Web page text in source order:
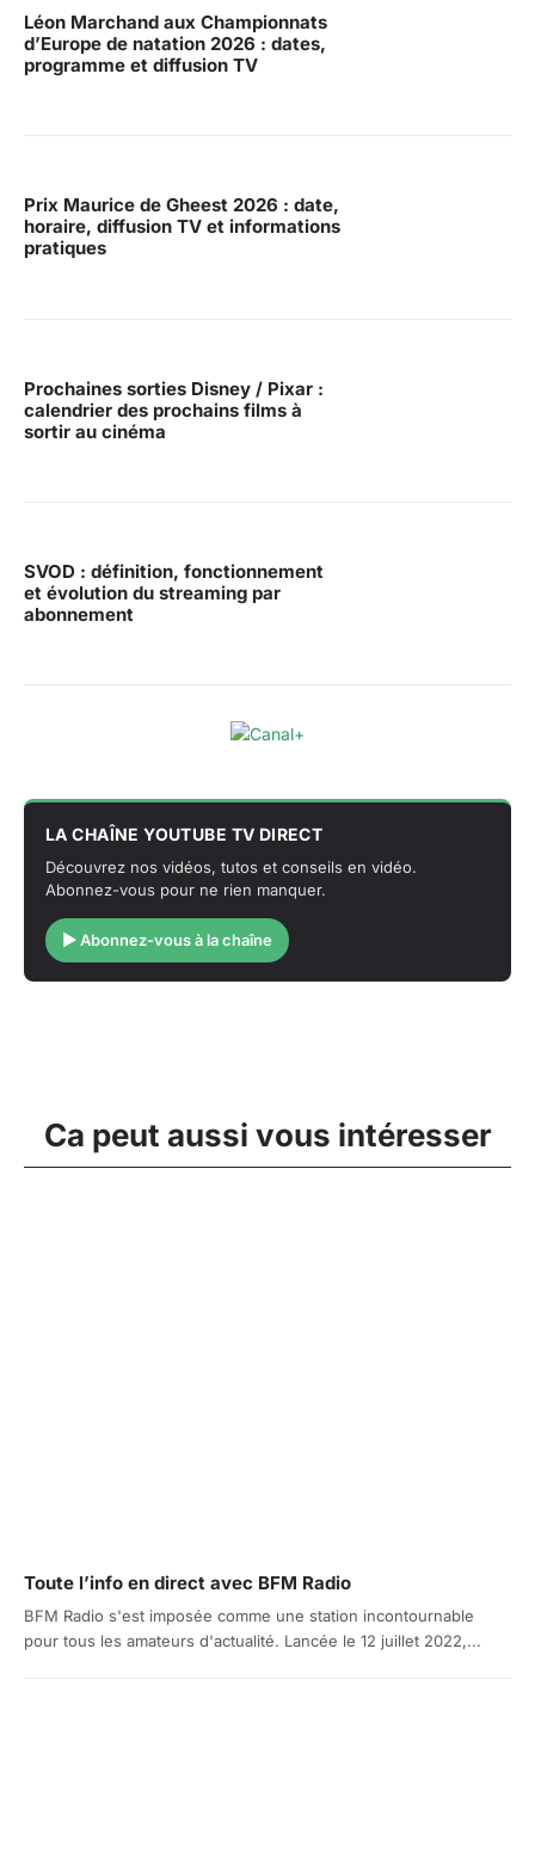
Léon Marchand aux Championnats
d’Europe de natation 2026 : dates,
programme et diffusion TV
Prix Maurice de Gheest 2026 : date,
horaire, diffusion TV et informations
pratiques
Prochaines sorties Disney / Pixar :
calendrier des prochains films à
sortir au cinéma
SVOD : définition, fonctionnement
et évolution du streaming par
abonnement
LA CHAÎNE YOUTUBE TV DIRECT
Découvrez nos vidéos, tutos et conseils en vidéo.
Abonnez-vous pour ne rien manquer.
▶ Abonnez-vous à la chaîne
Ca peut aussi vous intéresser
Toute l’info en direct avec BFM Radio
BFM Radio s'est imposée comme une station incontournable
pour tous les amateurs d'actualité. Lancée le 12 juillet 2022,...